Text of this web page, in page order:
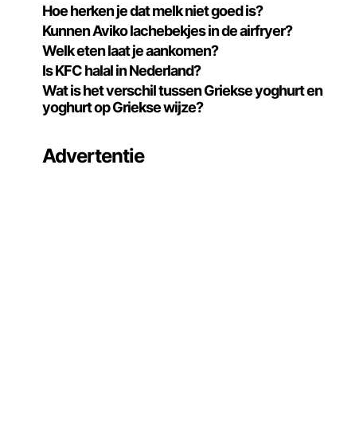
Hoe herken je dat melk niet goed is?
Kunnen Aviko lachebekjes in de airfryer?
Welk eten laat je aankomen?
Is KFC halal in Nederland?
Wat is het verschil tussen Griekse yoghurt en
yoghurt op Griekse wijze?
Advertentie